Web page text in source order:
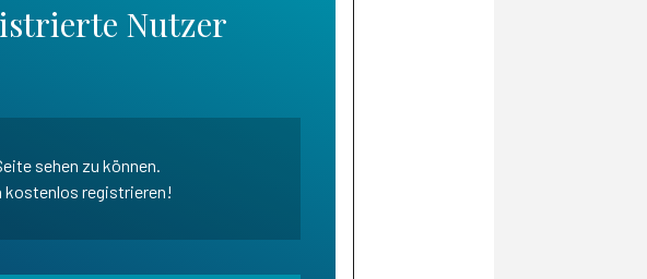
Nutzer
sehen zu können.
kostenlos registrieren!